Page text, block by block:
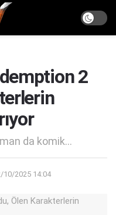
2
da komik...
10/2025 14:04